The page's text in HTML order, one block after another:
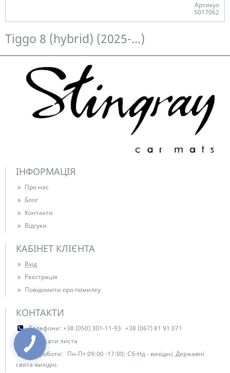
Артикул
5017062
Tiggo 8 (hybrid) (2025-...)
ІНФОРМАЦІЯ
Про нас
Блог
Контакти
Відгуки
КАБІНЕТ КЛІЄНТА
Вхід
Реєстрація
Повідомити про помилку
КОНТАКТИ
Телефони: +38 (050) 301-11-93 +38 (067) 81 91 071
Написати листа
Час роботи: Пн-Пт 09:00 -17:00; Сб-Нд - вихідні; Державні
свята-вихідні.
КНОПКА
ЗВ'ЯЗКУ